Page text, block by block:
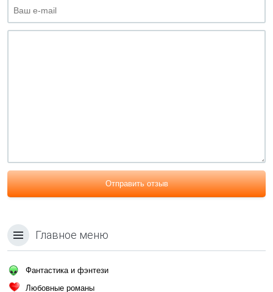
Отправить отзыв
Главное меню
Фантастика и фэнтези
Любовные романы